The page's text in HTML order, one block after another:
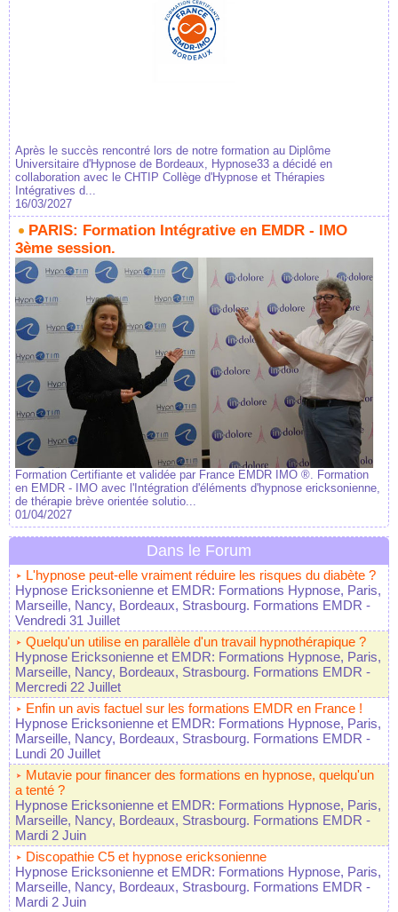
Après le succès rencontré lors de notre formation au Diplôme
Universitaire d'Hypnose de Bordeaux, Hypnose33 a décidé en
collaboration avec le CHTIP Collège d'Hypnose et Thérapies
Intégratives d...
16/03/2027
PARIS: Formation Intégrative en EMDR - IMO
3ème session.
Formation Certifiante et validée par France EMDR IMO ®. Formation
en EMDR - IMO avec l'Intégration d'éléments d'hypnose ericksonienne,
de thérapie brève orientée solutio...
01/04/2027
Dans le Forum
L'hypnose peut-elle vraiment réduire les risques du diabète ?
Hypnose Ericksonienne et EMDR: Formations Hypnose, Paris,
Marseille, Nancy, Bordeaux, Strasbourg. Formations EMDR -
Vendredi 31 Juillet
Quelqu'un utilise en parallèle d'un travail hypnothérapique ?
Hypnose Ericksonienne et EMDR: Formations Hypnose, Paris,
Marseille, Nancy, Bordeaux, Strasbourg. Formations EMDR -
Mercredi 22 Juillet
Enfin un avis factuel sur les formations EMDR en France !
Hypnose Ericksonienne et EMDR: Formations Hypnose, Paris,
Marseille, Nancy, Bordeaux, Strasbourg. Formations EMDR -
Lundi 20 Juillet
Mutavie pour financer des formations en hypnose, quelqu'un
a tenté ?
Hypnose Ericksonienne et EMDR: Formations Hypnose, Paris,
Marseille, Nancy, Bordeaux, Strasbourg. Formations EMDR -
Mardi 2 Juin
Discopathie C5 et hypnose ericksonienne
Hypnose Ericksonienne et EMDR: Formations Hypnose, Paris,
Marseille, Nancy, Bordeaux, Strasbourg. Formations EMDR -
Mardi 2 Juin